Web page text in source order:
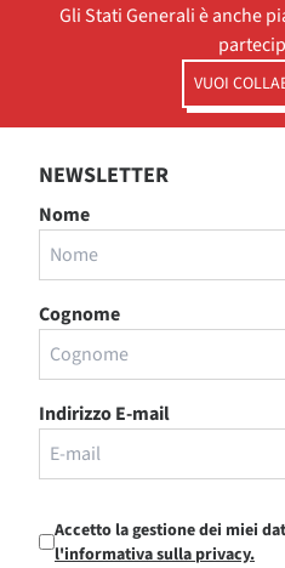
Gli Stati Generali è anche
VUOI
NEWSLETTER
Nome
Cognome
Indirizzo E-mail
Accetto la gestione dei miei
l'informativa sulla privacy.